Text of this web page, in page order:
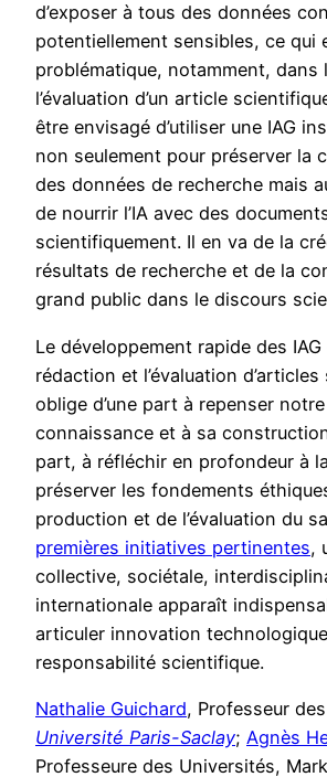
d’exposer à tous des données
potentiellement sensibles, ce qui
problématique, notamment, dans
l’évaluation d’un article
être envisagé d’utiliser une IAG
non seulement pour préserver la
des données de recherche mais
de nourrir l’IA avec des
scientifiquement. Il en va de la
résultats de recherche et de la
grand public dans le discours
Le développement rapide des IAG
rédaction et l’évaluation
oblige d’une part à repenser
connaissance et à sa
part, à réfléchir en profondeur à
préserver les fondements
production et de l’évaluation du
premières initiatives pertinentes,
collective, sociétale,
internationale apparaît
articuler innovation
responsabilité scientifique.
Nathalie Guichard, Professeur
Université Paris-Saclay; Agnès
Professeure des Universités,